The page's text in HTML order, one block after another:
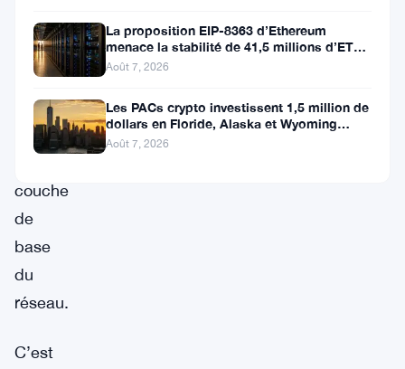
change
tout
pour
couche
de
base
du
réseau.
C’est
La proposition EIP-8363 d’Ethereum
menace la stabilité de 41,5 millions d’ETH
stakés et de la DeFi
Août 7, 2026
Les PACs crypto investissent 1,5 million de
dollars en Floride, Alaska et Wyoming
après un revers au Michigan
Août 7, 2026